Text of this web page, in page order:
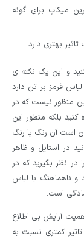
میکاپ برای گونه
بهتری دارد.
و این یک نکته ی
قرمز بر تن دارد
منظور نیست که در
بلکه منظور این
است آن رنگ با رنگ
در استایل و ظاهر
در نظر بگیرید که در
و ناهماهنگ با لباس
سادگی است.
آرایش بی اطلاع
کمتری نسبت به